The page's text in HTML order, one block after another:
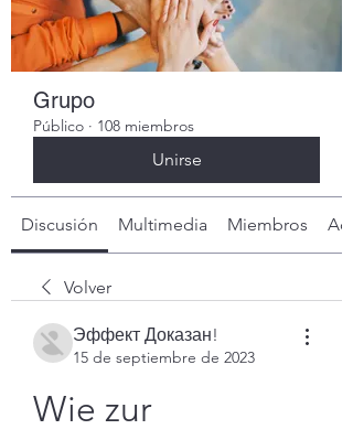
Grupo
Público · 108 miembros
Unirse
Discusión Multimedia Miembros
Volver
Эффект Доказан!
15 de septiembre de 2023
Wie zur